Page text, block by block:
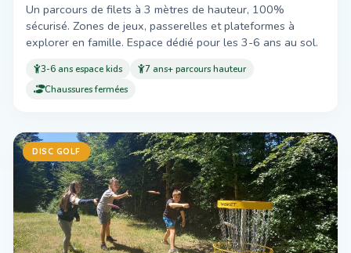
Un parcours de filets à 3 mètres de hauteur, 100%
sécurisé. Zones de jeux, passerelles et plateformes à
explorer en famille. Espace dédié pour les 3-6 ans au sol.
3-6 ans espace kids
7 ans+ parcours hauteur
Chaussures fermées
DISC GOLF